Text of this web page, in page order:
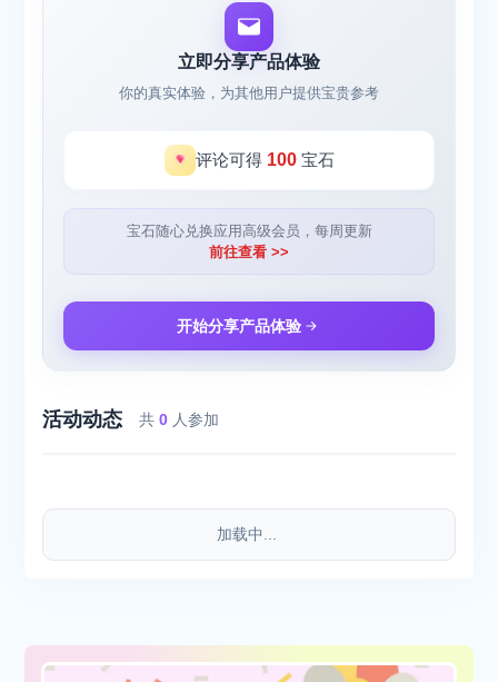
立即分享产品体验
你的真实体验，为其他用户提供宝贵参考
评论可得 100宝石
宝石随心兑换应用高级会员，每周更新
前往查看 >>
开始分享产品体验
活动动态 共0 人参加
加载中...